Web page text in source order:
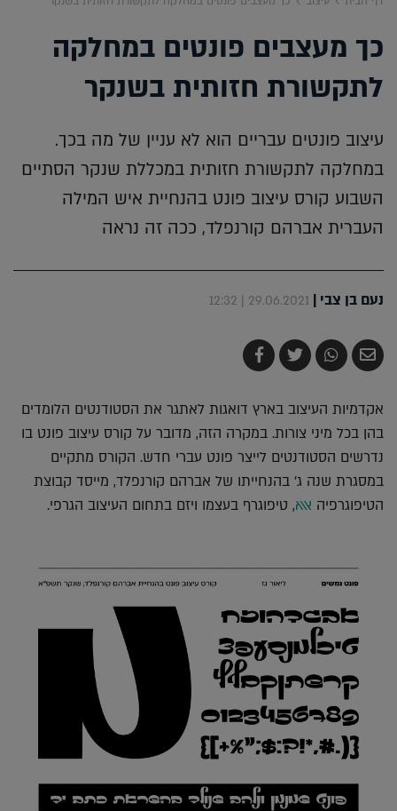
כך מעצבים פונטים במחלקה
לתקשורת חזותית בשנקר
עיצוב פונטים עבריים הוא לא עניין של מה בכך.
במחלקה לתקשורת חזותית במכללת שנקר הסתיים
השבוע קורס עיצוב פונט בהנחיית איש המילה
העברית אברהם קורנפלד, ככה זה נראה
נעם בן צבי |
29.06.2021 | 12:32
שלח
בדואר
שתף
ב-
צייץ
ב-
שתף
ב-
אקדמיות העיצוב בארץ דואגות לאתגר את הסטודנטים הלומדים
בהן בכל מיני צורות. במקרה הזה, מדובר על קורס עיצוב פונט בו
נדרשים הסטודנטים לייצר פונט עברי חדש. הקורס מתקיים
במסגרת שנה ג' בהנחייתו של אברהם קורנפלד, מייסד קבוצת
הטיפוגרפיה אאא, טיפוגרף בעצמו ויזם בתחום העיצוב הגרפי.